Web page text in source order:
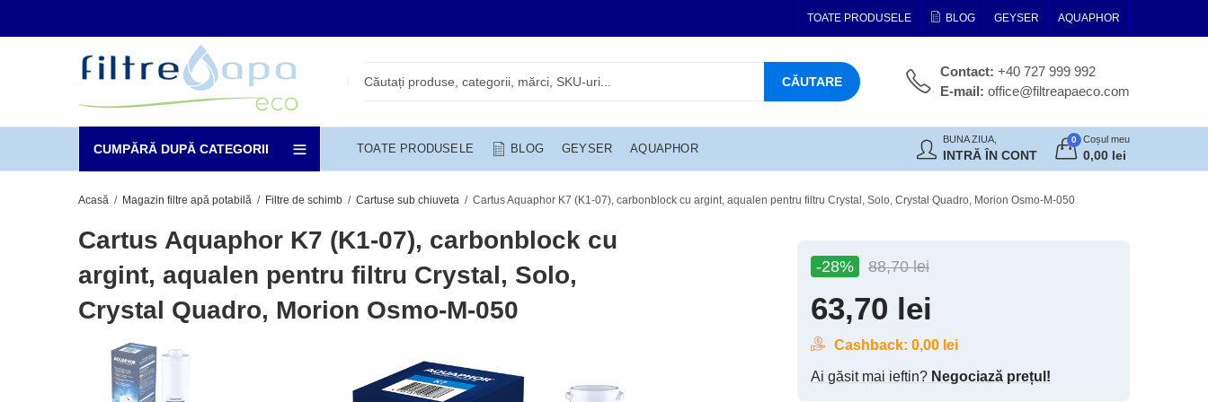
TOATE PRODUSELE BLOG GEYSER AQUAPHOR
CĂUTARE
Contact: +40 727 999 992
E-mail: office@filtreapaeco.com
CUMPĂRĂ DUPĂ CATEGORII TOATE PRODUSELE BLOG GEYSER AQUAPHOR
BUNA ZIUA,
INTRĂ ÎN CONT
0 Coșul meu
0,00 lei
Acasă Magazin filtre apă potabilă Filtre de schimb Cartuse sub chiuveta Cartus Aquaphor K7 (K1-07), carbonblock cu argint, aqualen pentru filtru Crystal, Solo, Crystal Quadro, Morion Osmo-M-050
Cartus Aquaphor K7 (K1-07), carbonblock cu
argint, aqualen pentru filtru Crystal, Solo,
Crystal Quadro, Morion Osmo-M-050
-28% 88,70lei
63,70 lei
Cashback: 0,00 lei
Ai găsit mai ieftin? Negociază prețul!